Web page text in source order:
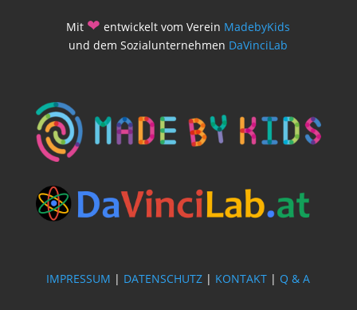
Mit ❤ entwickelt vom Verein MadebyKids
und dem Sozialunternehmen DaVinciLab
IMPRESSUM | DATENSCHUTZ | KONTAKT | Q & A